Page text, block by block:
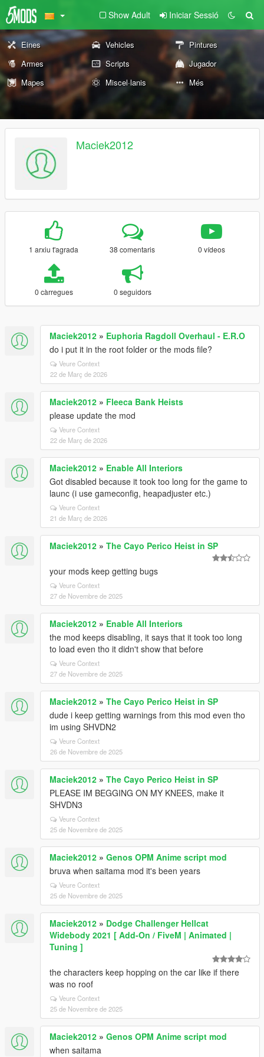
Show Adult Iniciar Sessió
Eines Vehicles
Pintures
Armes
Scripts
Jugador
Mapes
Miscel·lanis Més
Maciek2012
1 arxiu t'agrada 38 comentaris 0 vídeos
0 càrregues 0 seguidors
Maciek2012 » Euphoria Ragdoll Overhaul - E.R.O
do i put it in the root folder or the mods file?
Veure Context
22 de Març de 2026
Maciek2012 » Fleeca Bank Heists
please update the mod
Veure Context
22 de Març de 2026
Maciek2012 » Enable All Interiors
Got disabled because it took too long for the game to
launc (i use gameconfig, heapadjuster etc.)
Veure Context
21 de Març de 2026
Maciek2012 » The Cayo Perico Heist in SP
your mods keep getting bugs
Veure Context
27 de Novembre de 2025
Maciek2012 » Enable All Interiors
the mod keeps disabling, it says that it took too long
to load even tho it didn't show that before
Veure Context
27 de Novembre de 2025
Maciek2012 » The Cayo Perico Heist in SP
dude i keep getting warnings from this mod even tho
im using SHVDN2
Veure Context
26 de Novembre de 2025
Maciek2012 » The Cayo Perico Heist in SP
PLEASE IM BEGGING ON MY KNEES, make it
SHVDN3
Veure Context
25 de Novembre de 2025
Maciek2012 » Genos OPM Anime script mod
bruva when saitama mod it's been years
Veure Context
25 de Novembre de 2025
Maciek2012 » Dodge Challenger Hellcat
Widebody 2021 [ Add-On / FiveM | Animated |
Tuning ]
the characters keep hopping on the car like if there
was no roof
Veure Context
25 de Novembre de 2025
Maciek2012 » Genos OPM Anime script mod
when saitama